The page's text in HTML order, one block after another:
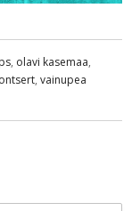
, olavi kasemaa,
, vainupea